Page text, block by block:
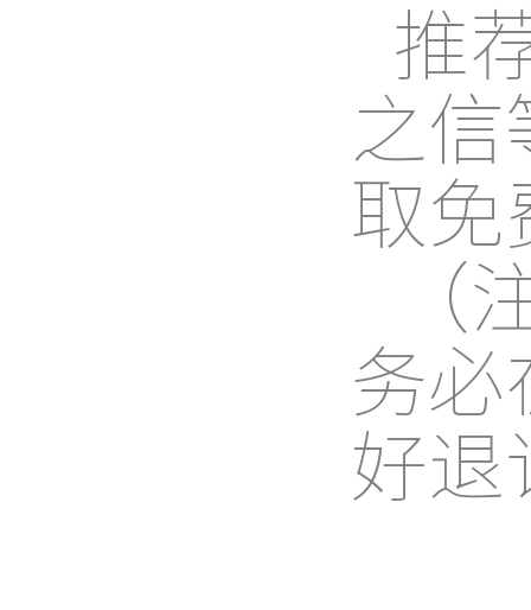
推
之
取
务
好